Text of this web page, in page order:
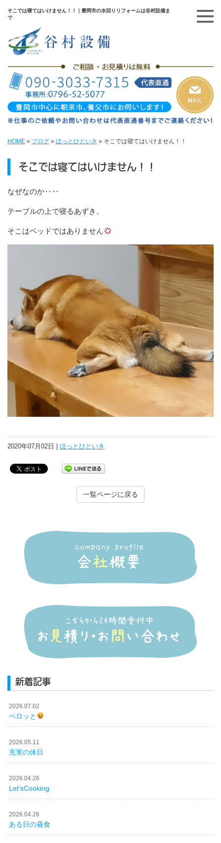
そこでは寝てはいけません！！｜豊岡市の水回りリフォームは谷村設備ま
で
HOME » ブログ » ほっとひといき » そこでは寝てはいけません！！
そこでは寝てはいけません！！
なぜなのか‥‥
テーブルの上で寝るあずき。
そこはベッドではありません
2020年07月02日 | ほっとひといき
一覧ページに戻る
新着記事
2026.07.02
ペロッと
2026.05.11
充実の休日
2026.04.26
Let’sCooking
2026.04.26
ある日の昼食